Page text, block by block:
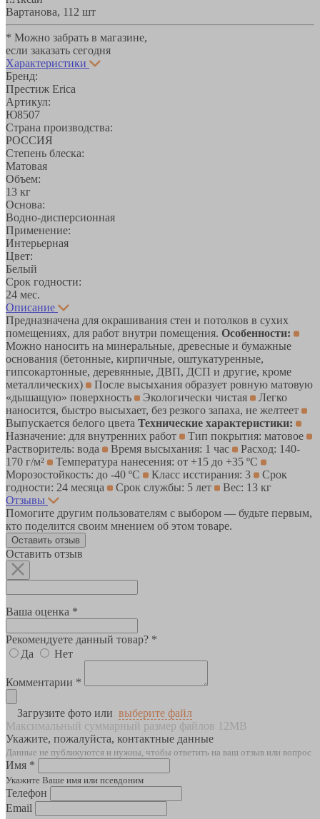
Вартанова, 11 2 шт
* Можно забрать в магазине,
если заказать сегодня
Характеристики
Бренд:
Престиж Erica
Артикул:
Ю8507
Страна производства:
РОССИЯ
Степень блеска:
Матовая
Объем:
13 кг
Основа:
Водно-дисперсионная
Применение:
Интерьерная
Цвет:
Белый
Срок годности:
24 мес.
Описание
Предназначена для окрашивания стен и потолков в сухих
помещениях, для работ внутри помещения. Особенности:
Можно наносить на минеральные, древесные и бумажные
основания (бетонные, кирпичные, оштукатуренные,
гипсокартонные, деревянные, ДВП, ДСП и другие, кроме
металлических)
После высыхания образует ровную матовую
«дышащую» поверхность
Экологически чистая
Легко
наносится, быстро высыхает, без резкого запаха, не желтеет
Выпускается белого цвета Технические характеристики:
Назначение: для внутренних работ
Тип покрытия: матовое
Растворитель: вода
Время высыхания: 1 час
Расход: 140-
170 г/м²
Температура нанесения: от +15 до +35 ºС
Морозостойкость: до -40 ºС
Класс исстирания: 3
Срок
годности: 24 месяца
Срок службы: 5 лет
Вес: 13 кг
Отзывы
Помогите другим пользователям с выбором — будьте первым,
кто поделится своим мнением об этом товаре.
Оставить отзыв
Оставить отзыв
Ваша оценка *
Рекомендуете данный товар? *
Да
Нет
Комментарии *
Загрузите фото или выберите файл
Максимальный суммарный размер файлов 12MB
Укажите, пожалуйста, контактные данные
Данные не публикуются и нужны, чтобы ответить на ваш отзыв или вопрос
Имя *
Укажите Ваше имя или псевдоним
Телефон
Email